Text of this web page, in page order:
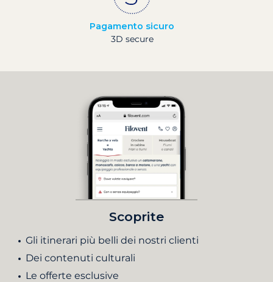
Pagamento sicuro
3D secure
Scoprite
Gli itinerari più belli dei nostri clienti
Dei contenuti culturali
Le offerte esclusive